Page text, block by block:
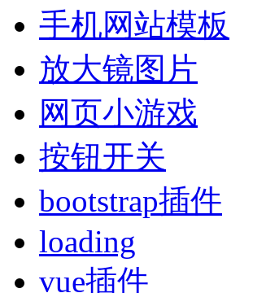
手机网站模板
放大镜图片
网页小游戏
按钮开关
bootstrap插件
loading
vue插件